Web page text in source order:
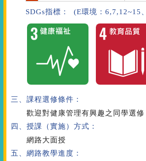
SDGs指標： (E環境：
三、課程選修條件：
歡迎對健康管理有興趣之同學選修
四、授課（實施）方式：
網路大面授
五、網路教學進度：